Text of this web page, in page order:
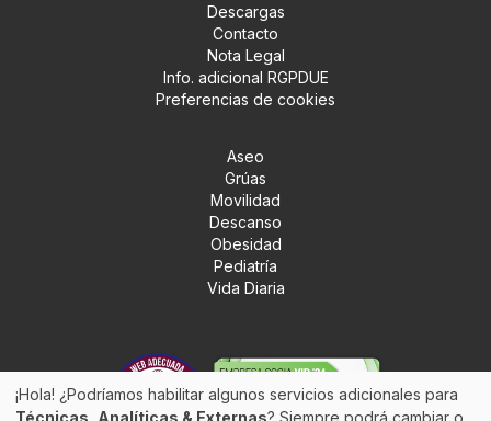
Descargas
Contacto
Nota Legal
Info. adicional RGPDUE
Preferencias de cookies
Aseo
Grúas
Movilidad
Descanso
Obesidad
Pediatría
Vida Diaria
¡Hola! ¿Podríamos habilitar algunos servicios adicionales para
Técnicas, Analíticas & Externas? Siempre podrá cambiar o